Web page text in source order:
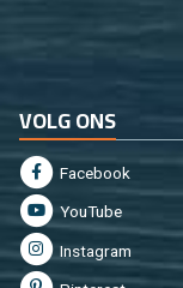
VOLG ONS
Fa­cebook
You­Tu­be
In­st­agram